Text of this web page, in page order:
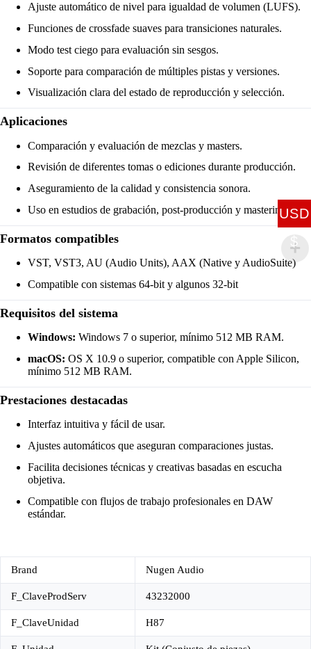
Ajuste automático de nivel para igualdad de volumen (LUFS).
Funciones de crossfade suaves para transiciones naturales.
Modo test ciego para evaluación sin sesgos.
Soporte para comparación de múltiples pistas y versiones.
Visualización clara del estado de reproducción y selección.
Aplicaciones
Comparación y evaluación de mezclas y masters.
Revisión de diferentes tomas o ediciones durante producción.
Aseguramiento de la calidad y consistencia sonora.
Uso en estudios de grabación, post-producción y mastering.
Formatos compatibles
VST, VST3, AU (Audio Units), AAX (Native y AudioSuite)
Compatible con sistemas 64-bit y algunos 32-bit
Requisitos del sistema
Windows: Windows 7 o superior, mínimo 512 MB RAM.
macOS: OS X 10.9 o superior, compatible con Apple Silicon,
mínimo 512 MB RAM.
Prestaciones destacadas
Interfaz intuitiva y fácil de usar.
Ajustes automáticos que aseguran comparaciones justas.
Facilita decisiones técnicas y creativas basadas en escucha
objetiva.
Compatible con flujos de trabajo profesionales en DAW
estándar.
Brand Nugen Audio
F_ClaveProdServ 43232000
F_ClaveUnidad H87
USD
$